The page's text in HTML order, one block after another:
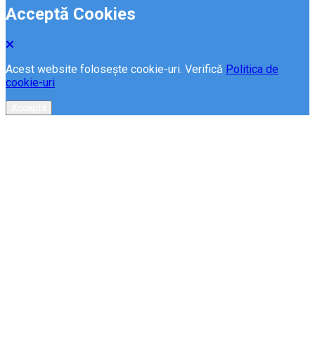
Acceptă Cookies
Acest website folosește cookie-uri. Verifică Politica de
cookie-uri